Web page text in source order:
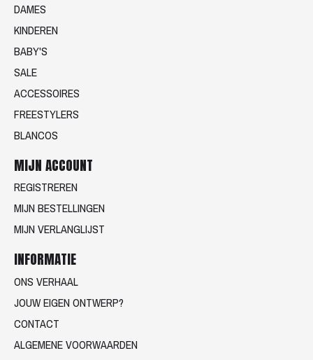
DAMES
KINDEREN
BABY'S
SALE
ACCESSOIRES
FREESTYLERS
BLANCOS
MIJN ACCOUNT
REGISTREREN
MIJN BESTELLINGEN
MIJN VERLANGLIJST
INFORMATIE
ONS VERHAAL
JOUW EIGEN ONTWERP?
CONTACT
ALGEMENE VOORWAARDEN